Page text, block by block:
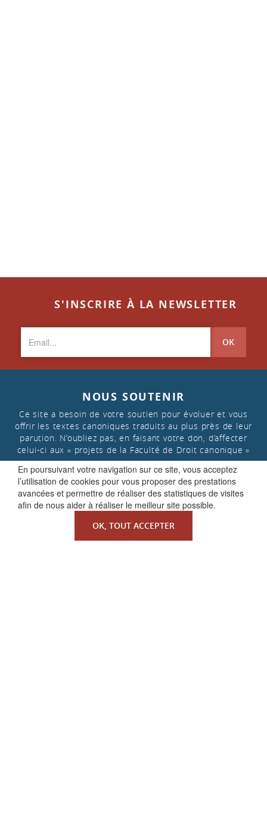
En poursuivant votre navigation sur ce site, vous acceptez
l’utilisation de cookies pour vous proposer des prestations
avancées et permettre de réaliser des statistiques de visites
afin de nous aider à réaliser le meilleur site possible.
OK, TOUT ACCEPTER
S'INSCRIRE À LA NEWSLETTER
OK
NOUS SOUTENIR
Ce site a besoin de votre soutien pour évoluer et vous
offrir les textes canoniques traduits au plus près de leur
parution. N’oubliez pas, en faisant votre don, d’affecter
celui-ci aux « projets de la Faculté de Droit canonique »
FAIRE UN DON